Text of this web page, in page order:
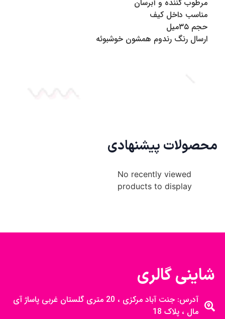
مرطوب کننده و آبرسان
مناسب داخل کیف
حجم ۳۵میل
ارسال رنگ رندوم همشون خوشبوئه
محصولات پیشنهادی
No recently viewed
products to display
شاینی گالری
آدرس: جنت آباد مرکزی ، 20 متری گلستان غربی پاساژ آی
مال ، پلاک 18
همچین برای خرید حضوری از شاینی گالری میتوانید به فروشگاه ما